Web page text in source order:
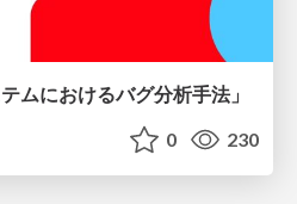
ムにおけるバグ分析手法」
0 230